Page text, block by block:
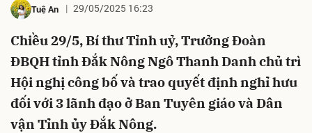
Tuệ An 29/05/2025 16:23
Chiều 29/5, Bí thư Tỉnh uỷ, Trưởng Đoàn
ĐBQH tỉnh Đắk Nông Ngô Thanh Danh chủ trì
Hội nghị công bố và trao quyết định nghỉ hưu
đối với 3 lãnh đạo ở Ban Tuyên giáo và Dân
vận Tỉnh ủy Đắk Nông.
Hủy